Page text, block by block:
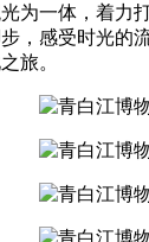
为一体，着力
，感受时光的
旅。